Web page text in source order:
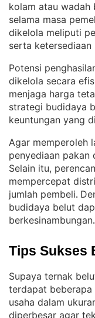
kolam atau wadah
selama masa
dikelola meliputi
serta ketersediaan
Potensi
dikelola secara
menjaga harga
strategi budidaya
keuntungan yang
Agar memperoleh
penyediaan pakan
Selain itu,
mempercepat
jumlah pembeli.
budidaya belut
berkesinambungan.
Tips Sukses
Supaya ternak
terdapat
usaha dalam
diperbesar agar